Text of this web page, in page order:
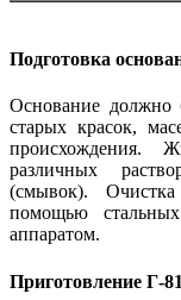
Подготовка
Основание должно
старых красок,
происхождения.
различных
(смывок).
помощью
аппаратом.
Приготовление Г-